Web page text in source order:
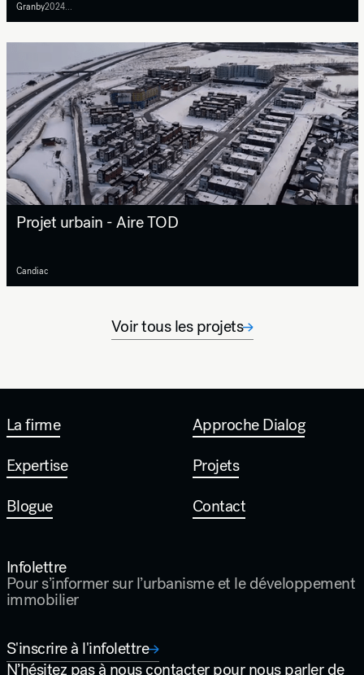
Granby2024...
Projet urbain - Aire TOD
Candiac
Voir tous les projets
La firme
Approche Dialog
Expertise
Projets
Blogue
Contact
Infolettre
Pour s’informer sur l’urbanisme et le développement
immobilier
S'inscrire à l'infolettre
N’hésitez pas à nous contacter pour nous parler de